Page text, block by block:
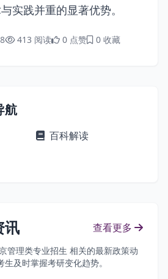
实践并重的显著优势。
413 阅读 0 点赞 0 收藏
航
百科解读
讯 查看更多
管理类专业招生 相关的最新政策动
及时掌握考研变化趋势。